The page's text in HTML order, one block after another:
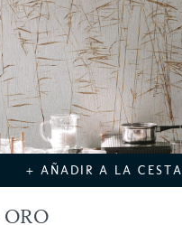
+ AÑADIR A LA CESTA